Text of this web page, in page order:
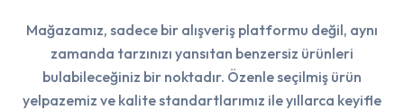
Mağazamız, sadece bir alışveriş platformu değil, aynı
zamanda tarzınızı yansıtan benzersiz ürünleri
bulabileceğiniz bir noktadır. Özenle seçilmiş ürün
yelpazemiz ve kalite standartlarımız ile yıllarca keyifle